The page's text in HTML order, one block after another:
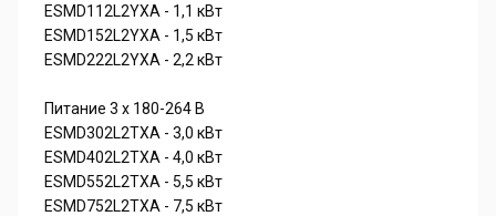
ESMD112L2YXA - 1,1 кВт
ESMD152L2YXA - 1,5 кВт
ESMD222L2YXA - 2,2 кВт
Питание 3 х 180-264 В
ESMD302L2TXA - 3,0 кВт
ESMD402L2TXA - 4,0 кВт
ESMD552L2TXA - 5,5 кВт
ESMD752L2TXA - 7,5 кВт